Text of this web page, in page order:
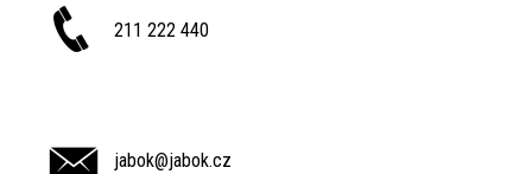
211 222 440
jabok@jabok.cz